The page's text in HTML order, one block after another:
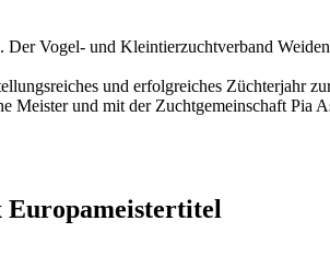
Vogel- und Kleintierzuchtverband
und erfolgreiches
Meister und mit der Zuchtgemeinschaft Pia
Europameistertitel